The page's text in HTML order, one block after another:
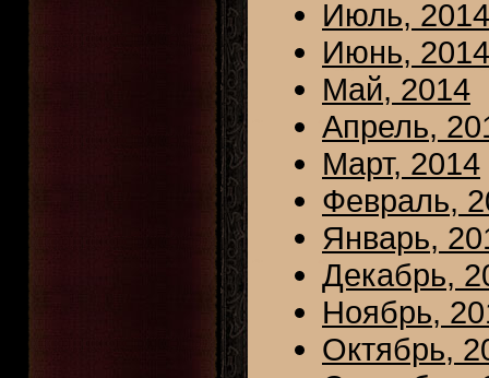
Июль, 2014
Июнь, 2014
Май, 2014
Апрель,
Март, 2014
Февраль,
Январь,
Декабрь,
Ноябрь,
Октябрь,